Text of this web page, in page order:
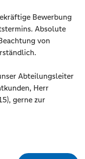
Bewerbung
Absolute
von
Abteilungsleiter
Herr
gerne zur